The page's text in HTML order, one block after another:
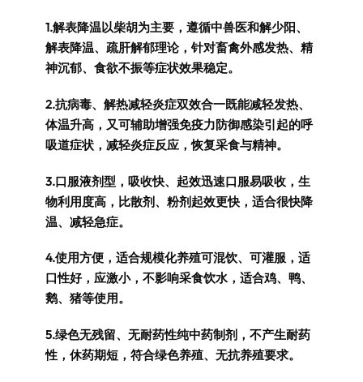
1.解表降温以柴胡为主要，遵循中兽医和解少阳、
解表降温、疏肝解郁理论，针对畜禽外感发热、精
神沉郁、食欲不振等症状效果稳定。
2.抗病毒、解热减轻炎症双效合一既能减轻发热、
体温升高，又可辅助增强免疫力防御感染引起的呼
吸道症状，减轻炎症反应，恢复采食与精神。
3.口服液剂型，吸收快、起效迅速口服易吸收，生
物利用度高，比散剂、粉剂起效更快，适合很快降
温、减轻急症。
4.使用方便，适合规模化养殖可混饮、可灌服，适
口性好，应激小，不影响采食饮水，适合鸡、鸭、
鹅、猪等使用。
5.绿色无残留、无耐药性纯中药制剂，不产生耐药
性，休药期短，符合绿色养殖、无抗养殖要求。